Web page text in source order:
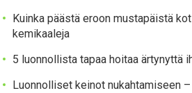
Kuinka päästä eroon mustapäistä
kemikaaleja
5 luonnollista tapaa hoitaa ärtynyttä
Luonnolliset keinot nukahtamiseen